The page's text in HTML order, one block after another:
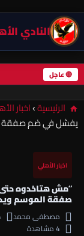
النادي
🔴 عاجل
الرئيسية›اخبار
يفشل في ضم صفقة
اخبار الأهلي
“مش هتاخدوه حتى
صفقة الموسم
مصطفى محمد
4 مشاهدة